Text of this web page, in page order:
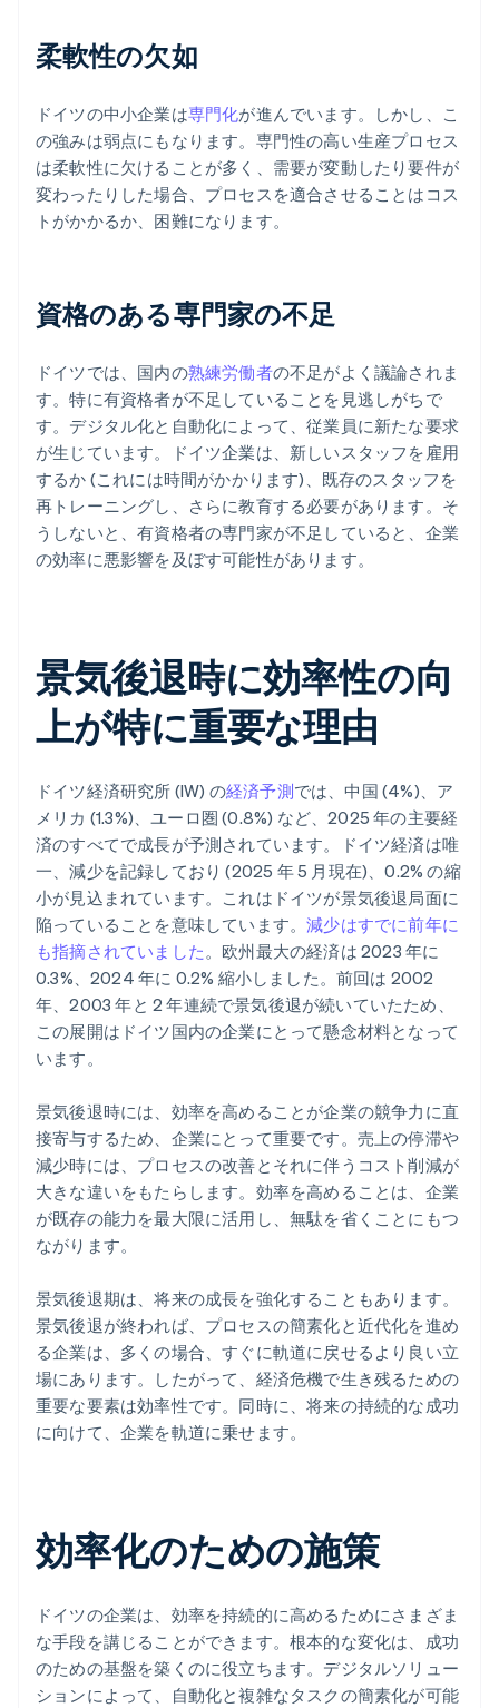
柔軟性の欠如
ドイツの中小企業は専門化が進んでいます。しかし、こ
の強みは弱点にもなります。専門性の高い生産プロセス
は柔軟性に欠けることが多く、需要が変動したり要件が
変わったりした場合、プロセスを適合させることはコス
トがかかるか、困難になります。
資格のある専門家の不足
ドイツでは、国内の熟練労働者の不足がよく議論されま
す。特に有資格者が不足していることを見逃しがちで
す。デジタル化と自動化によって、従業員に新たな要求
が生じています。ドイツ企業は、新しいスタッフを雇用
するか (これには時間がかかります)、既存のスタッフを
再トレーニングし、さらに教育する必要があります。そ
うしないと、有資格者の専門家が不足していると、企業
の効率に悪影響を及ぼす可能性があります。
景気後退時に効率性の向
上が特に重要な理由
ドイツ経済研究所 (IW) の経済予測では、中国 (4%)、ア
メリカ (1.3%)、ユーロ圏 (0.8%) など、2025 年の主要経
済のすべてで成長が予測されています。ドイツ経済は唯
一、減少を記録しており (2025 年 5 月現在)、0.2% の縮
小が見込まれています。これはドイツが景気後退局面に
陥っていることを意味しています。減少はすでに前年に
も指摘されていました。欧州最大の経済は 2023 年に
0.3%、2024 年に 0.2% 縮小しました。前回は 2002
年、2003 年と 2 年連続で景気後退が続いていたため、
この展開はドイツ国内の企業にとって懸念材料となって
います。
景気後退時には、効率を高めることが企業の競争力に直
接寄与するため、企業にとって重要です。売上の停滞や
減少時には、プロセスの改善とそれに伴うコスト削減が
大きな違いをもたらします。効率を高めることは、企業
が既存の能力を最大限に活用し、無駄を省くことにもつ
ながります。
景気後退期は、将来の成長を強化することもあります。
景気後退が終われば、プロセスの簡素化と近代化を進め
る企業は、多くの場合、すぐに軌道に戻せるより良い立
場にあります。したがって、経済危機で生き残るための
重要な要素は効率性です。同時に、将来の持続的な成功
に向けて、企業を軌道に乗せます。
効率化のための施策
ドイツの企業は、効率を持続的に高めるためにさまざま
な手段を講じることができます。根本的な変化は、成功
のための基盤を築くのに役立ちます。デジタルソリュー
ションによって、自動化と複雑なタスクの簡素化が可能